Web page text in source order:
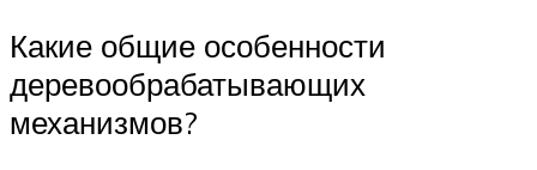
Какие общие особенности
деревообрабатывающих
механизмов?